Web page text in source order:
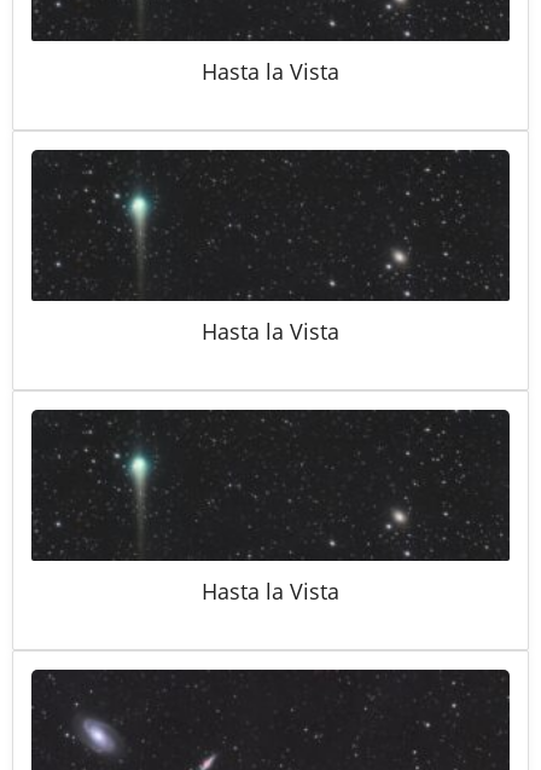
Hasta la Vista
Hasta la Vista
Hasta la Vista